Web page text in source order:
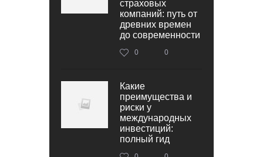
страховых
компаний: путь от
древних времен
до современности
0 0
Какие
преимущества и
риски у
международных
инвестиций:
полный гид